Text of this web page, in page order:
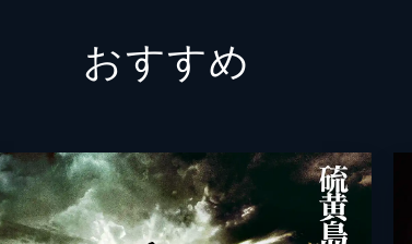
エリンモア将軍
ダニ
マイ
おすすめ